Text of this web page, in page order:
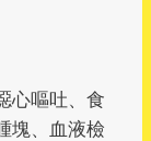
心嘔吐、食
塊、血液檢